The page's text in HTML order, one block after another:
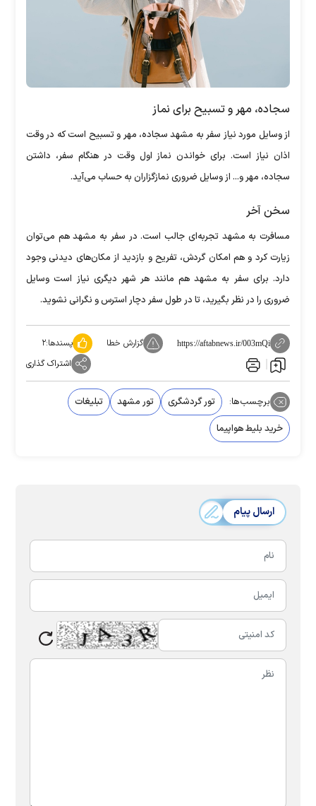
سجاده، مهر و تسبیح برای نماز
از وسایل مورد نیاز سفر به مشهد سجاده، مهر و تسبیح است که در وقت
اذان نیاز است. برای خواندن نماز اول وقت در هنگام سفر، داشتن
سجاده، مهر و... از وسایل ضروری نمازگزاران به حساب می‌آید.
سخن آخر
مسافرت به مشهد تجربه‌ای جالب است. در سفر به مشهد هم می‌توان
زیارت کرد و هم امکان گردش، تفریح و بازدید از مکان‌های دیدنی وجود
دارد. برای سفر به مشهد هم مانند هر شهر دیگری نیاز است وسایل
ضروری را در نظر بگیرید، تا در طول سفر دچار استرس و نگرانی نشوید.
https://aftabnews.ir/003mQi گزارش خطا پسندها:۲
اشتراک گذاری
برچسب‌ها: تور گردشگری تور مشهد
تبلیغات
خرید بلیط هواپیما
ارسال پیام